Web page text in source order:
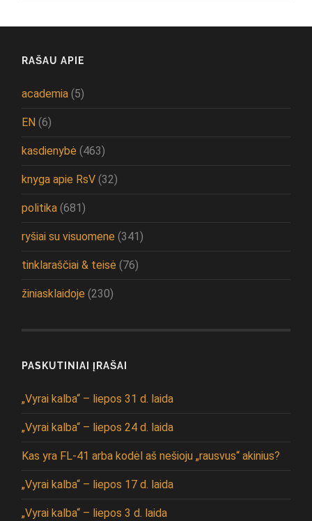
RAŠAU APIE
academia (5)
EN (6)
kasdienybė (463)
knyga apie RsV (32)
politika (681)
ryšiai su visuomene (341)
tinklaraščiai & teisė (76)
žiniasklaidoje (230)
PASKUTINIAI ĮRAŠAI
„Vyrai kalba“ – liepos 31 d. laida
„Vyrai kalba“ – liepos 24 d. laida
Kas yra FL-41 arba kodėl aš nešioju „rausvus“ akinius?
„Vyrai kalba“ – liepos 17 d. laida
„Vyrai kalba“ – liepos 3 d. laida